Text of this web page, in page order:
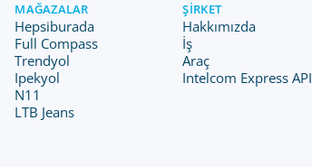
MAĞAZALAR
Hepsiburada
Full Compass
Trendyol
Ipekyol
N11
LTB Jeans
ŞIRKET
Hakkımızda
İş
Araç
Intelcom Express API